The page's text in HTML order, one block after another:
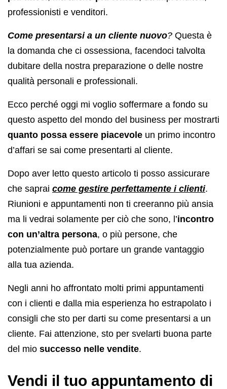
professionisti e venditori.
Come presentarsi a un cliente nuovo? Questa è
la domanda che ci ossessiona, facendoci talvolta
dubitare della nostra preparazione o delle nostre
qualità personali e professionali.
Ecco perché oggi mi voglio soffermare a fondo su
questo aspetto del mondo del business per mostrarti
quanto possa essere piacevole un primo incontro
d’affari se sai come presentarti al cliente.
Dopo aver letto questo articolo ti posso assicurare
che saprai come gestire perfettamente i clienti.
Riunioni e appuntamenti non ti creeranno più ansia
ma li vedrai solamente per ciò che sono, l’incontro
con un’altra persona, o più persone, che
potenzialmente può portare un grande vantaggio
alla tua azienda.
Negli anni ho affrontato molti primi appuntamenti
con i clienti e dalla mia esperienza ho estrapolato i
consigli che sto per darti su come presentarsi a un
cliente. Fai attenzione, sto per svelarti buona parte
del mio successo nelle vendite.
Vendi il tuo appuntamento di